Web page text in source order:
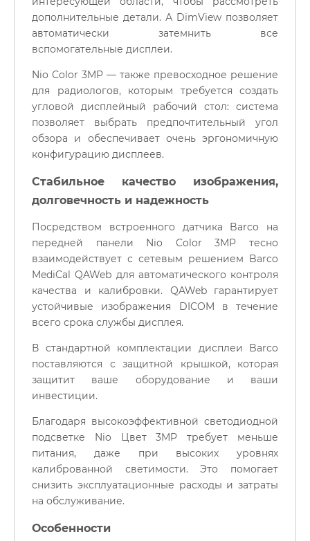
дополнительные детали. А DimView позволяет
автоматически затемнить все
вспомогательные дисплеи.
Nio Color 3MP — также превосходное решение
для радиологов, которым требуется создать
угловой дисплейный рабочий стол: система
позволяет выбрать предпочтительный угол
обзора и обеспечивает очень эргономичную
конфигурацию дисплеев.
Стабильное качество изображения,
долговечность и надежность
Посредством встроенного датчика Barco на
передней панели Nio Color 3MP тесно
взаимодействует с сетевым решением Barco
MediCal QAWeb для автоматического контроля
качества и калибровки. QAWeb гарантирует
устойчивые изображения DICOM в течение
всего срока службы дисплея.
В стандартной комплектации дисплеи Barco
поставляются с защитной крышкой, которая
защитит ваше оборудование и ваши
инвестиции.
Благодаря высокоэффективной светодиодной
подсветке Nio Цвет 3MP требует меньше
питания, даже при высоких уровнях
калиброванной светимости. Это помогает
снизить эксплуатационные расходы и затраты
на обслуживание.
Особенности